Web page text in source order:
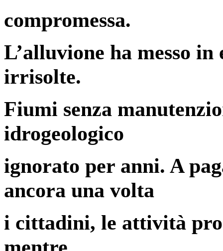
compromessa.
L’alluvione ha messo
irrisolte.
Fiumi senza
idrogeologico
ignorato per anni. A
ancora una volta
i cittadini, le attività